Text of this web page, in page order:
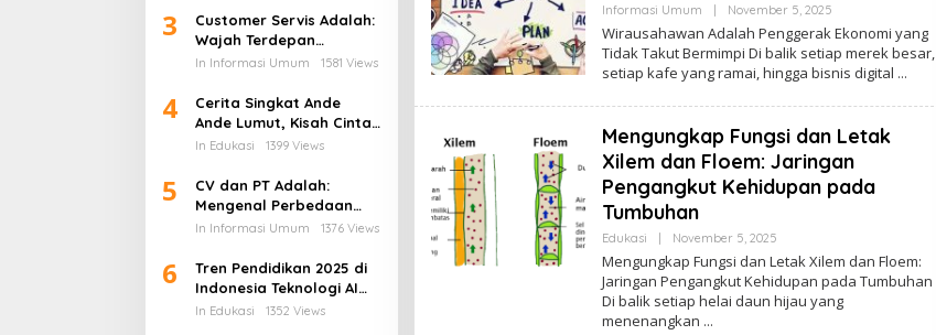
3
Customer Servis Adalah:
Wajah Terdepan
Perusahaan dalam
Kepercayaan Pelanggan
In Informasi Umum 1581 Views
4
Cerita Singkat Ande
Ande Lumut, Kisah Cinta
dan Kesetiaan dari
In Edukasi 1399 Views
5
CV dan PT Adalah:
Mengenal Perbedaan
Bentuk Usaha dan
Gaji Karyawan
In Informasi Umum 1376 Views
6
Tren Pendidikan 2025 di
Indonesia Teknologi AI
Kurikulum Baru dan
In Edukasi 1352 Views
Informasi Umum November 5, 2025By
Wirausahawan Adalah Penggerak Ekonomi yang
Tidak Takut Bermimpi Di balik setiap merek besar,
setiap kafe yang ramai, hingga bisnis digital
Mengungkap Fungsi dan Letak
Xilem dan Floem: Jaringan
Pengangkut Kehidupan pada
Tumbuhan
Edukasi November 5, 2025By
Mengungkap Fungsi dan Letak Xilem dan Floem:
Jaringan Pengangkut Kehidupan pada Tumbuhan
Di balik setiap helai daun hijau yang
menenangkan